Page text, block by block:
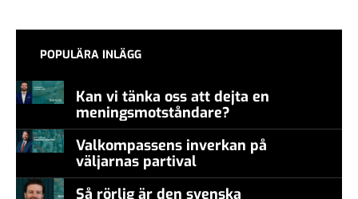
POPULÄRA INLÄGG
Kan vi tänka oss att dejta en
meningsmotståndare?
Valkompassens inverkan på
väljarnas partival
Så rörlig är den svenska